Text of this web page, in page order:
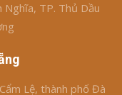
Nghĩa, TP. Thủ Dầu
Lệ, thành phố Đà